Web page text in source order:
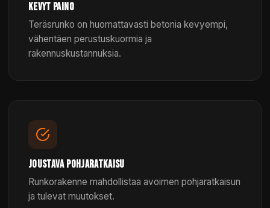
KEVYT PAINO
Teräsrunko on huomattavasti betonia kevyempi,
vähentäen perustuskuormia ja
rakennuskustannuksia.
JOUSTAVA POHJARATKAISU
Runkorakenne mahdollistaa avoimen pohjaratkaisun
ja tulevat muutokset.